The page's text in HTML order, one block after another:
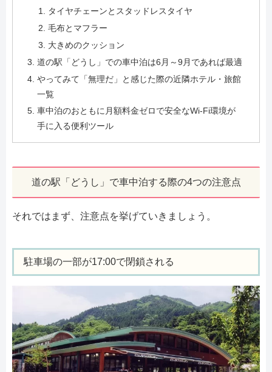
タイヤチェーンとスタッドレスタイヤ
毛布とマフラー
大きめのクッション
道の駅「どうし」での車中泊は6月～9月であれば最適
やってみて「無理だ」と感じた際の近隣ホテル・旅館
一覧
車中泊のおともに月額料金ゼロで安全なWi-Fi環境が
手に入る便利ツール
道の駅「どうし」で車中泊する際の4つの注意点
それではまず、注意点を挙げていきましょう。
駐車場の一部が17:00で閉鎖される